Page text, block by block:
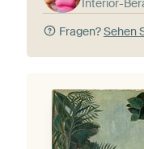
Interior-
Fragen?Sehen